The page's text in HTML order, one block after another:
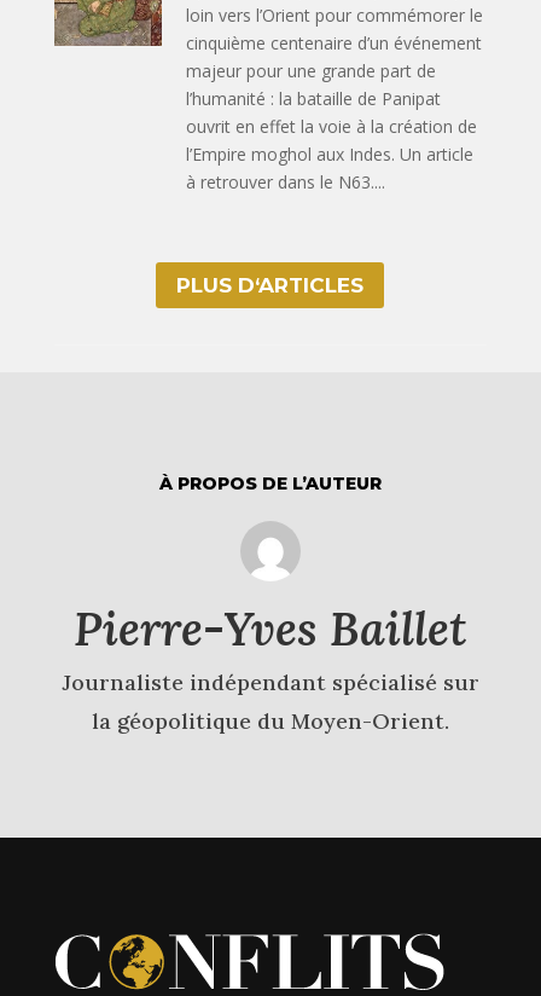
loin vers l’Orient pour commémorer le
cinquième centenaire d’un événement
majeur pour une grande part de
l’humanité : la bataille de Panipat
ouvrit en effet la voie à la création de
l’Empire moghol aux Indes. Un article
à retrouver dans le N63....
PLUS D‘ARTICLES
À PROPOS DE L’AUTEUR
Pierre-Yves Baillet
Journaliste indépendant spécialisé sur
la géopolitique du Moyen-Orient.